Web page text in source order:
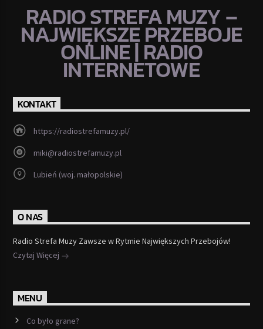
RADIO STREFA MUZY –
NAJWIĘKSZE PRZEBOJE
ONLINE | RADIO
INTERNETOWE
KONTAKT
https://radiostrefamuzy.pl/
miki@radiostrefamuzy.pl
Lubień (woj. małopolskie)
O NAS
Radio Strefa Muzy Zawsze w Rytmie Największych Przebojów!
Czytaj Więcej
MENU
Co było grane?